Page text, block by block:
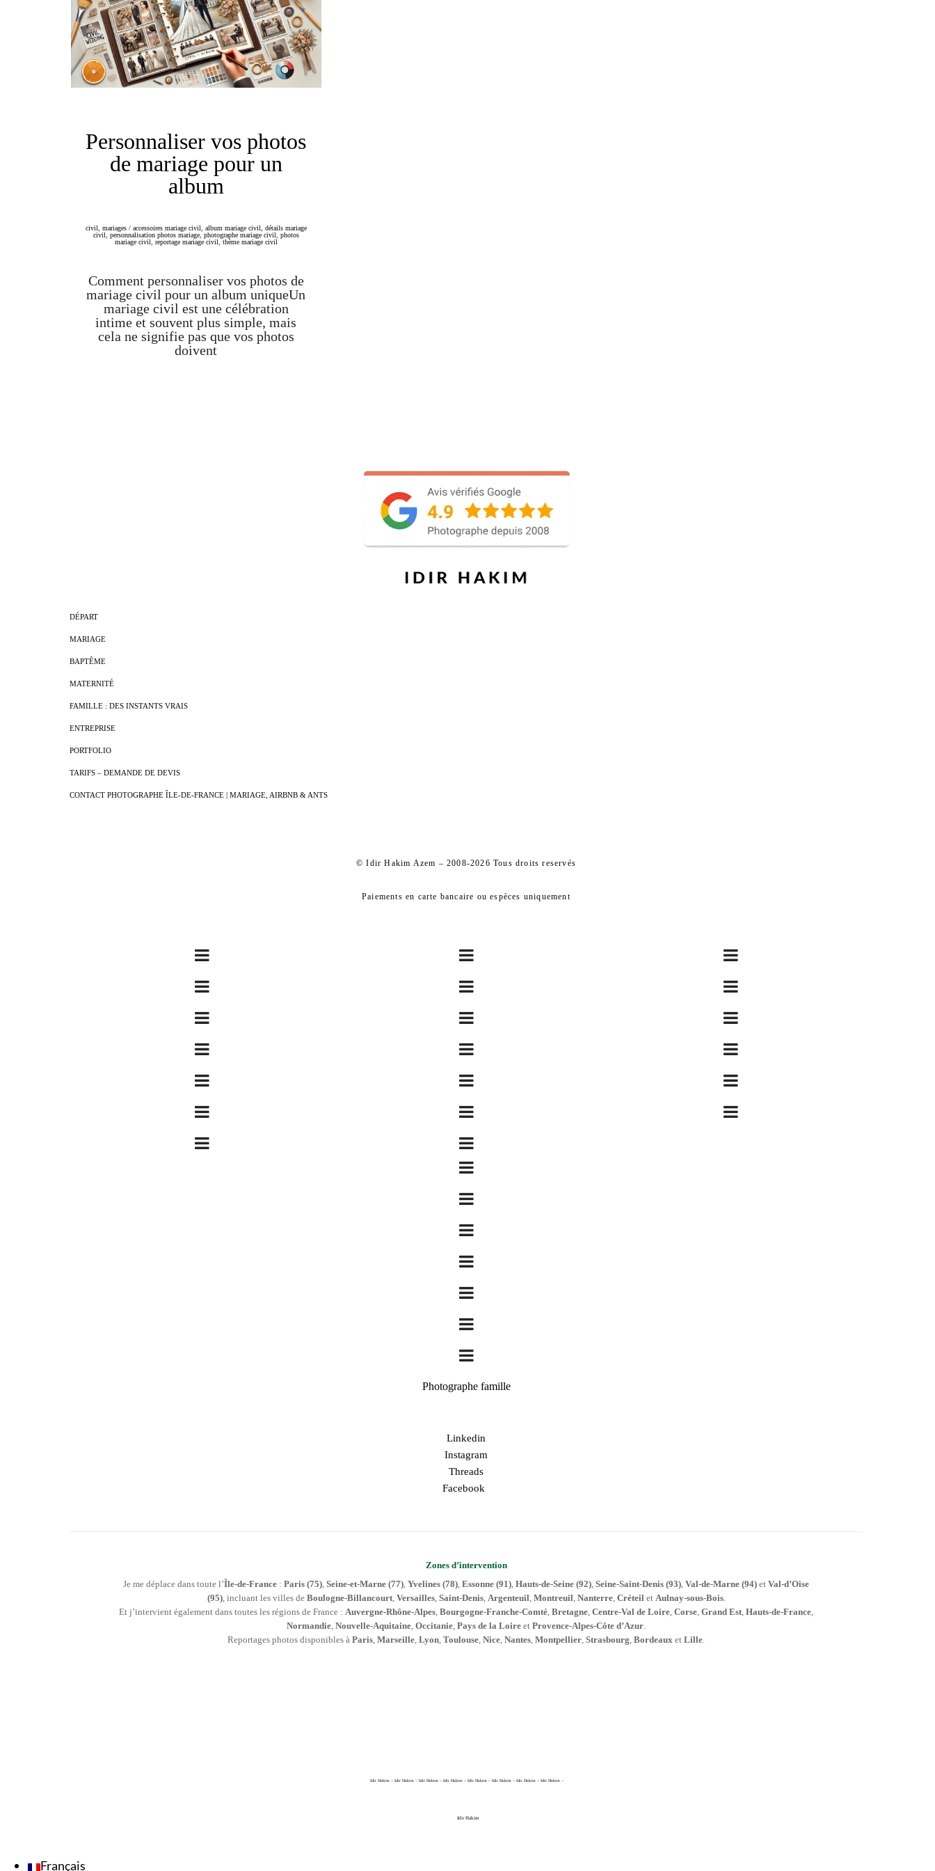
Personnaliser vos photos
de mariage pour un
album
civil mariages / accessoires mariage civil album mariage civil
détails mariage
civil
personnalisation photos mariage, photographe mariage civil
photos
mariage civil
reportage mariage civil thème mariage civil
Comment personnaliser vos photos de
mariage civil pour un album uniqueUn
mariage civil est une célébration
intime et souvent plus simple, mais
cela ne signifie pas que vos photos
doivent
DÉPART
MARIAGE
BAPTÊME
MATERNITÉ
FAMILLE : DES INSTANTS VRAIS
ENTREPRISE
PORTFOLIO
TARIFS – DEMANDE DE DEVIS
CONTACT PHOTOGRAPHE ÎLE-DE-FRANCE | MARIAGE, AIRBNB & ANTS
© Idir Hakim Azem – 2008-2026 Tous droits reservés
Paiements en carte bancaire ou espèces uniquement
Photographe famille
Linkedin
Instagram
Threads
Facebook
Zones d’intervention
Je me déplace dans toute l’Île-de-France : Paris (75), Seine-et-Marne (77), Yvelines (78), Essonne (91), Hauts-de-Seine (92), Seine-Saint-Denis (93), Val-de-Marne (94) et Val-d’Oise
(95), incluant les villes de Boulogne-Billancourt, Versailles, Saint-Denis, Argenteuil, Montreuil, Nanterre, Créteilet Aulnay-sous-Bois.
Et j’intervient également dans toutes les régions de France : Auvergne-Rhône-Alpes, Bourgogne-Franche-Comté, Bretagne, Centre-Val de Loire, Corse, Grand Est, Hauts-de-France,
Normandie, Nouvelle-Aquitaine, Occitanie, Pays de la Loire et Provence-Alpes-Côte d’Azur.
Reportages photos disponibles à Paris, Marseille, Lyon, Toulouse, Nice, Nantes, Montpellier, Strasbourg, Bordeaux et Lille.
Idir Hakim – Idir Hakim – Idir Hakim – Idir Hakim – Idir Hakim – Idir Hakim – Idir Hakim – Idir Hakim –
Idir Hakim
Français